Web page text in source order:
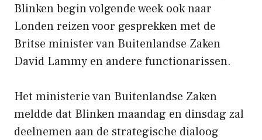
Blinken begin volgende week ook naar
Londen reizen voor gesprekken met de
Britse minister van Buitenlandse Zaken
David Lammy en andere functionarissen.
Het ministerie van Buitenlandse Zaken
meldde dat Blinken maandag en dinsdag zal
deelnemen aan de strategische dialoog